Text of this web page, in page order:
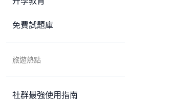
免費試題庫
旅遊熱點
社群最強使用指南